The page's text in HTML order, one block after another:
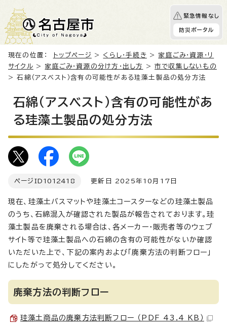
緊急情報なし
防災ポータル
現在の位置： トップページ > くらし・手続き > 家庭ごみ・資源・リ
サイクル > 家庭ごみ・資源の分け方・出し方 >市で収集しないもの
> 石綿（アスベスト）含有の可能性がある珪藻土製品の処分方法
石綿（アスベスト）含有の可能性があ
る珪藻土製品の処分方法
ページID 1012418 更新日 2025年10月17日
現在、珪藻土バスマットや珪藻土コースターなどの珪藻土製品
のうち、石綿混入が確認された製品が報告されております。珪
藻土製品を廃棄される場合は、各メーカー・販売者等のウェブ
サイト等で珪藻土製品への石綿の含有の可能性がないか確認
いただいた上で、下記の案内および「廃棄方法の判断フロー」
にしたがって処分してください。
廃棄方法の判断フロー
珪藻土商品の廃棄方法判断フロー （PDF 43.4 KB）